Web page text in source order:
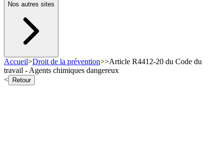
Nos autres sites
Accueil>Droit de la prévention>>Article R4412-20 du Code du
travail - Agents chimiques dangereux
<
Retour